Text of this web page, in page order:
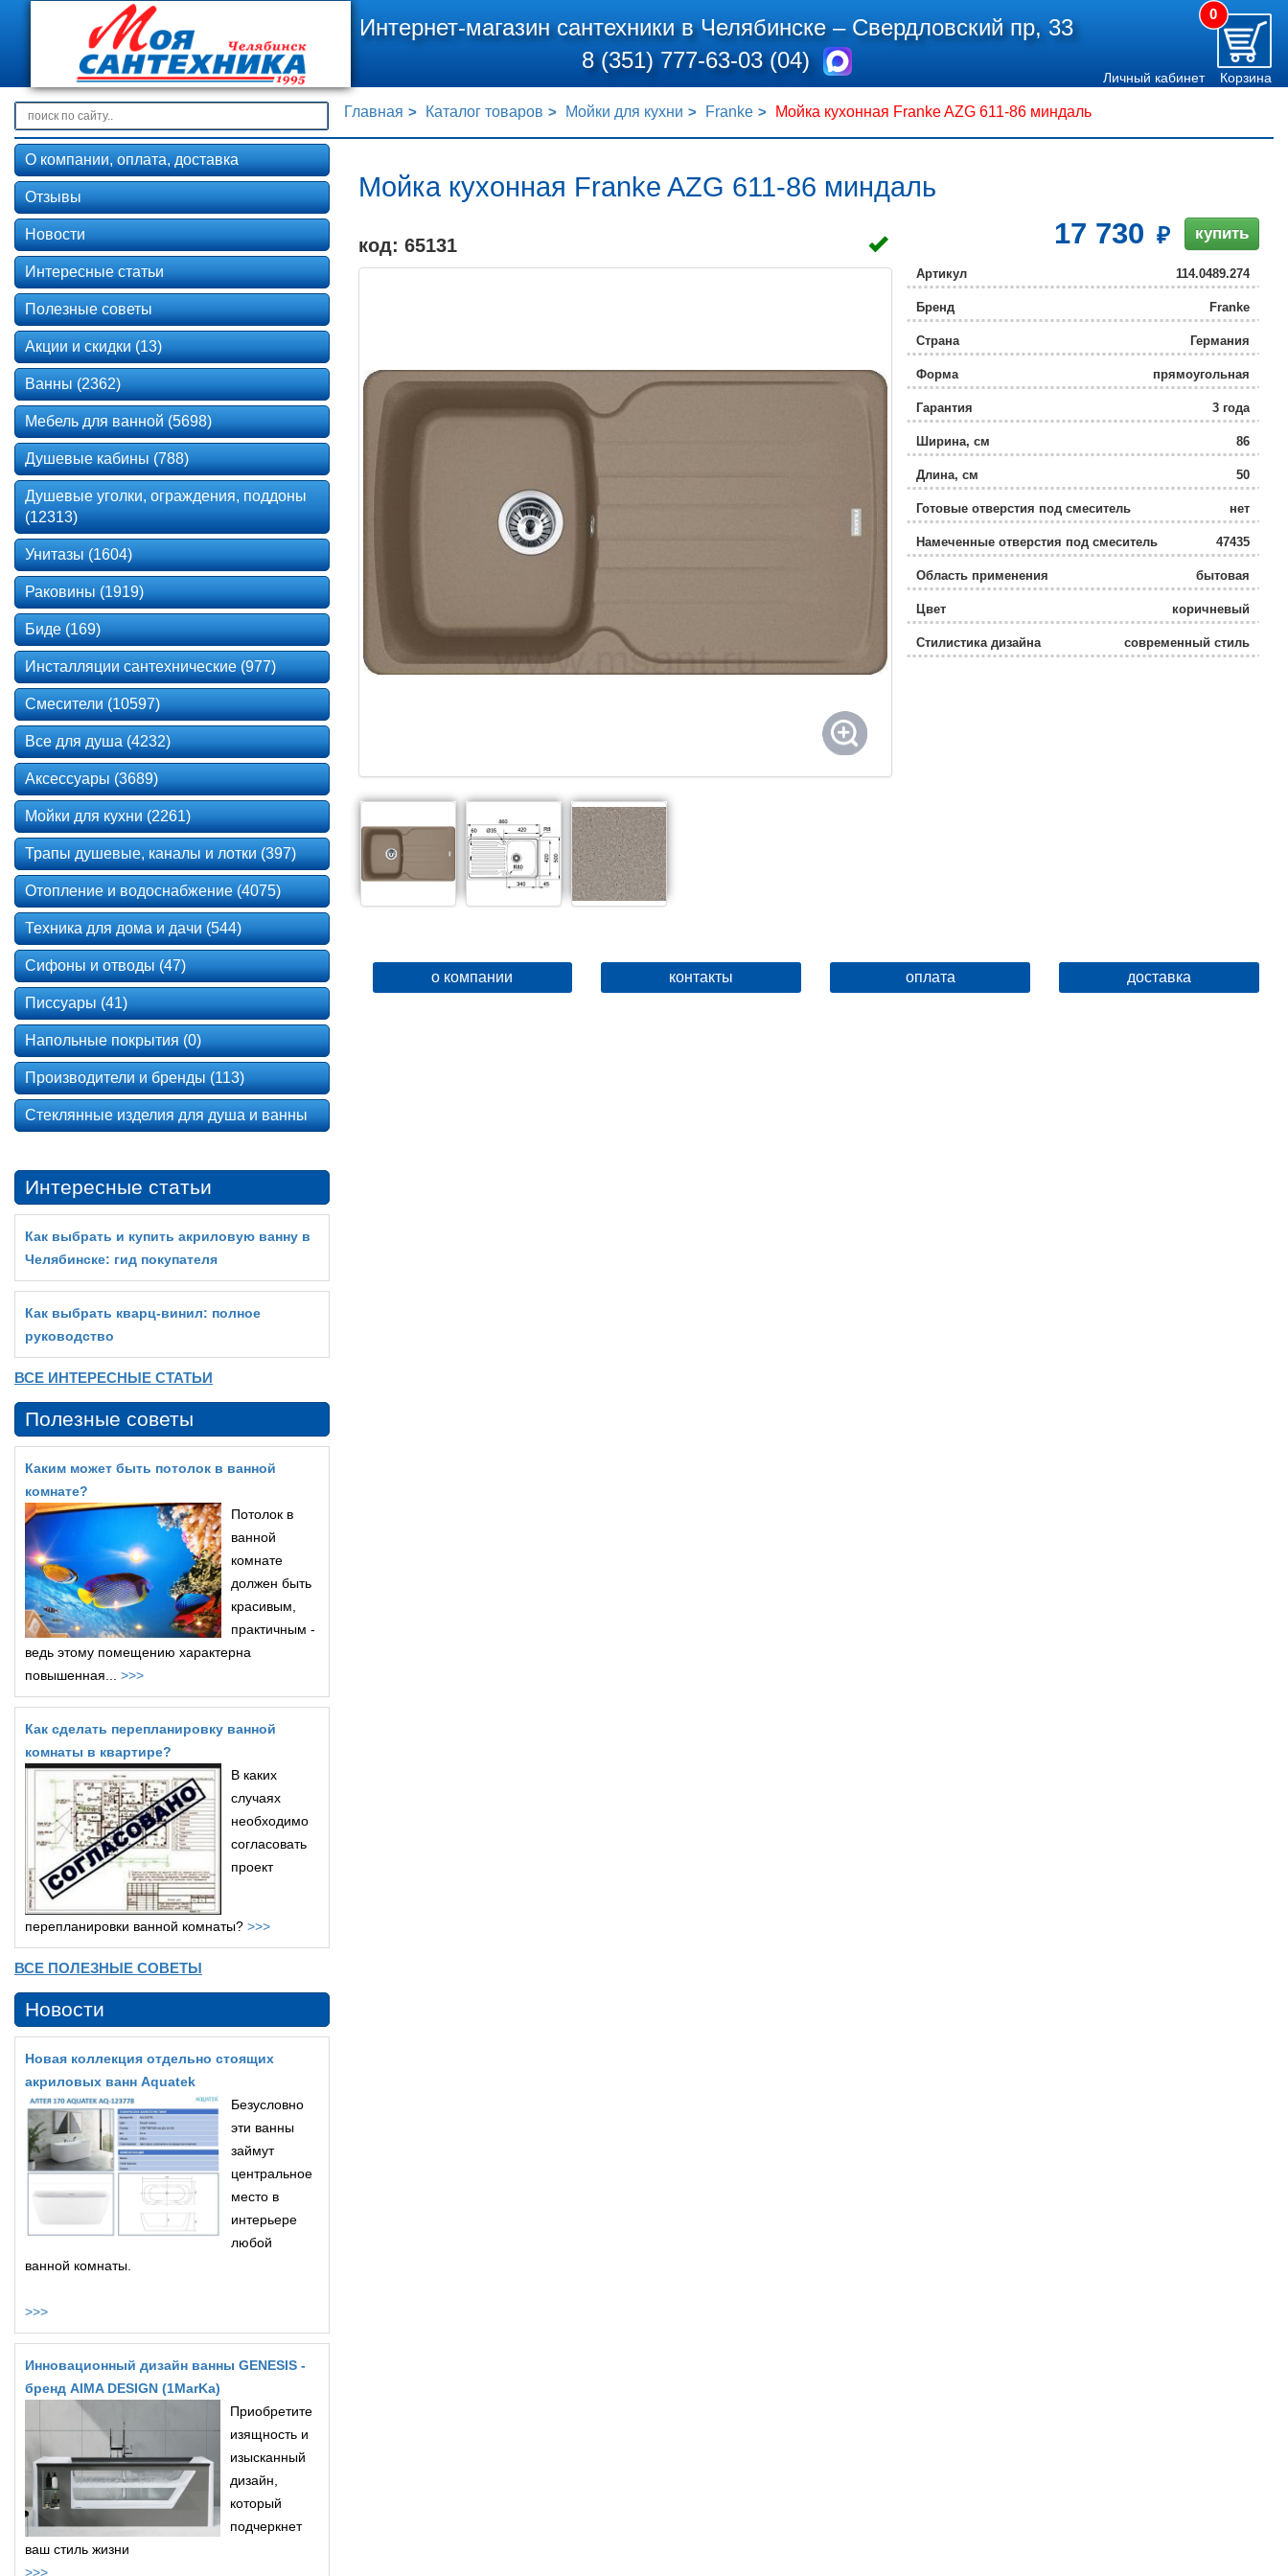
Интернет-магазин сантехники в Челябинске –Свердловский пр, 33
8 (351) 777-63-03 (04)
0
Личный кабинет Корзина
Главная Каталог товаров Мойки для кухни Franke Мойка кухонная Franke AZG 611-86 миндаль
Мойка кухонная Franke AZG 611-86 миндаль
код: 65131 17 730 купить
Артикул 114.0489.274
Бренд Franke
Страна Германия
Форма прямоугольная
Гарантия 3 года
Ширина, см 86
Длина, см 50
Готовые отверстия под смеситель нет
Намеченные отверстия под смеситель 47435
Область применения бытовая
Цвет коричневый
Стилистика дизайна современный стиль
о компании контакты оплата доставка
О компании, оплата, доставка
Отзывы
Новости
Интересные статьи
Полезные советы
Акции и скидки (13)
Ванны (2362)
Мебель для ванной (5698)
Душевые кабины (788)
Душевые уголки, ограждения, поддоны
(12313)
Унитазы (1604)
Раковины (1919)
Биде (169)
Инсталляции сантехнические (977)
Смесители (10597)
Все для душа (4232)
Аксессуары (3689)
Мойки для кухни (2261)
Трапы душевые, каналы и лотки (397)
Отопление и водоснабжение (4075)
Техника для дома и дачи (544)
Сифоны и отводы (47)
Писсуары (41)
Напольные покрытия (0)
Производители и бренды (113)
Стеклянные изделия для душа и ванны
Интересные статьи
Как выбрать и купить акриловую ванну в
Челябинске: гид покупателя
Как выбрать кварц‑винил: полное
руководство
ВСЕ ИНТЕРЕСНЫЕ СТАТЬИ
Полезные советы
Каким может быть потолок в ванной
комнате?
Потолок в
ванной
комнате
должен быть
красивым,
практичным -
ведь этому помещению характерна
повышенная... >>>
Как сделать перепланировку ванной
комнаты в квартире?
В каких
случаях
необходимо
согласовать
проект
перепланировки ванной комнаты? >>>
ВСЕ ПОЛЕЗНЫЕ СОВЕТЫ
Новости
Новая коллекция отдельно стоящих
акриловых ванн Aquatek
Безусловно
эти ванны
займут
центральное
место в
интерьере
любой
ванной комнаты.
>>>
Инновационный дизайн ванны GENESIS -
бренд AIMA DESIGN (1MarKa)
Приобретите
изящность и
изысканный
дизайн,
который
подчеркнет
ваш стиль жизни
>>>